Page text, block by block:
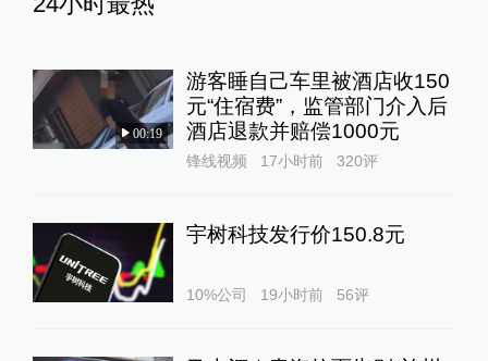
00:19
游客睡自己车里被酒店收150
元“住宿费”，监管部门介入后
酒店退款并赔偿1000元
锋线视频 17小时前 320评
宇树科技发行价150.8元
10%公司 19小时前 56评